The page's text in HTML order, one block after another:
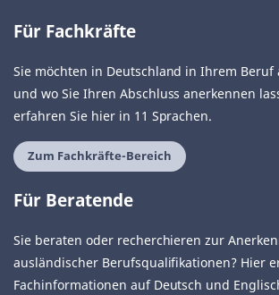
Für Fachkräfte
Sie möchten in Deutschland in Ihrem Beruf
und wo Sie Ihren Abschluss anerkennen
erfahren Sie hier in 11 Sprachen.
Zum Fachkräfte-Bereich
Für Beratende
Sie beraten oder recherchieren zur
ausländischer Berufsqualifikationen? Hier
Fachinformationen auf Deutsch und